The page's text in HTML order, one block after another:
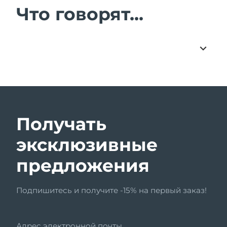
Что говорят...
Получать
эксклюзивные
предложения
Подпишитесь и получите -15% на первый заказ!